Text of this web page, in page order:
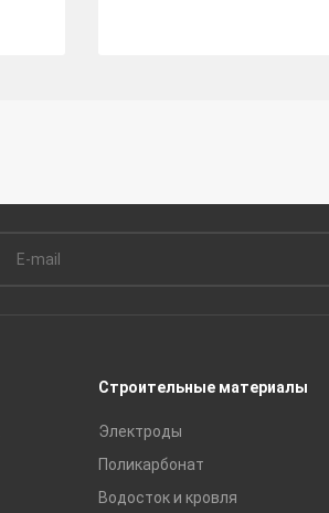
Строительные материалы
Электроды
Поликарбонат
Водосток и кровля